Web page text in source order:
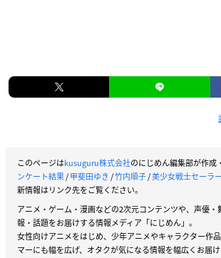
このページはkusuguru株式会社のにじめん編集部が作成
ンケート結果/甲斐田ゆき/竹内順子/美少女戦士セーラ
新情報はリンク先をご覧ください。
アニメ・ゲーム・漫画などの2次元コンテンツや、声優
報・話題をお届けする情報メディア「にじめん」。
女性向けアニメをはじめ、少年アニメやキャラクター作
マーにも幅を広げ、オタクが気になる情報を幅広くお届け